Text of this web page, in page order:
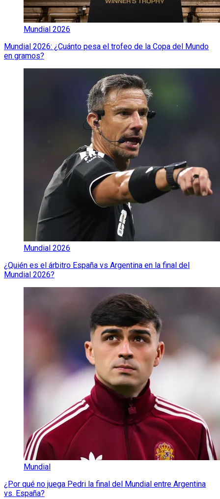
Mundial 2026
Mundial 2026: ¿Cuánto pesa el trofeo de la Copa del Mundo
en gramos?
Mundial 2026
¿Quién es el árbitro España vs Argentina en la final del
Mundial 2026?
Mundial
¿Por qué no juega Pedri la final del Mundial entre Argentina
vs. España?